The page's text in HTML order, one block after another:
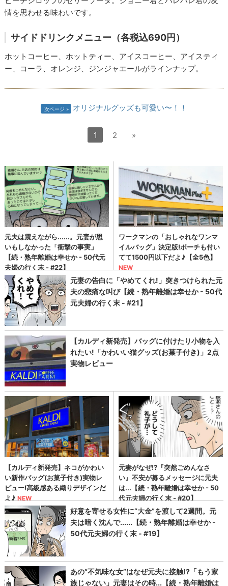
情を思わせる味わいです。
サイドドリンクメニュー（各税込690円）
ホットコーヒー、ホットティー、アイスコーヒー、アイスティ
ー、コーラ、オレンジ、ジンジャエールがラインナップ。
次ページ オリジナルグッズも可愛い〜！！
1 2 »